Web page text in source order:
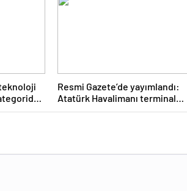
teknoloji
Resmi Gazete’de yayımlandı:
Atatürk Havalimanı terminal
binaları teknopark ilan edildi